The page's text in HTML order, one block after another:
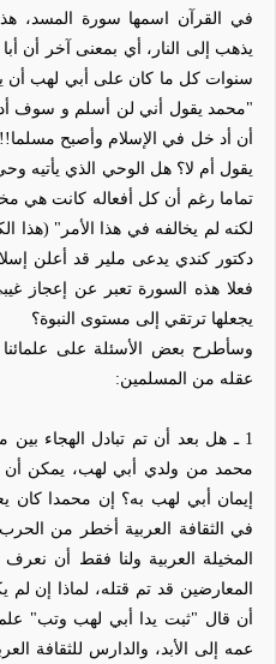
في القرآن اسمها سورة المسد،
يذهب إلى النار، أي بمعنى آخر أن
سنوات كل ما كان على أبي لهب أن
"محمد يقول أني لن أسلم و سوف
أن أد خل في الإسلام وأصبح
يقول أم لا؟ هل الوحي الذي يأتيه
تماما رغم أن كل أفعاله كانت هي
لكنه لم يخالفه في هذا الأمر"
دكتور كندي يدعى ملير قد أعلن
فعلا هذه السورة تعبر عن إعجاز
يجعلها ترتقي إلى مستوى النبوة؟
وسأطرح بعض الأسئلة على
عقله من المسلمين:
1 ـ هل بعد أن تم تبادل الهجاء
محمد من ولدي أبي لهب، يمكن أن
إيمان أبي لهب به؟ إن محمدا كان
في الثقافة العربية أخطر من
المخيلة العربية ولنا فقط أن
المعارضين قد تم قتله، لماذا إن
أن قال "ثبت يدا أبي لهب وتب" علم
عمه إلى الأبد، والدارس للثقافة